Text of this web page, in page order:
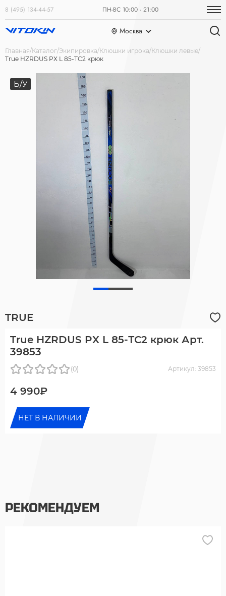
8 (495) 134-44-57 ПН-ВС 10:00 - 21:00
Москва
Главная Каталог Экипировка Клюшки игрока Клюшки левые
True HZRDUS PX L 85-ТС2 крюк
Б/У
TRUE
True HZRDUS PX L 85-ТС2 крюк Арт.
39853
(0) Артикул: 39853
4 990₽
НЕТ В НАЛИЧИИ
РЕКОМЕНДУЕМ